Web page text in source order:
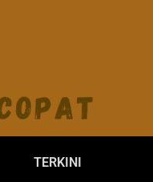
TERKINI